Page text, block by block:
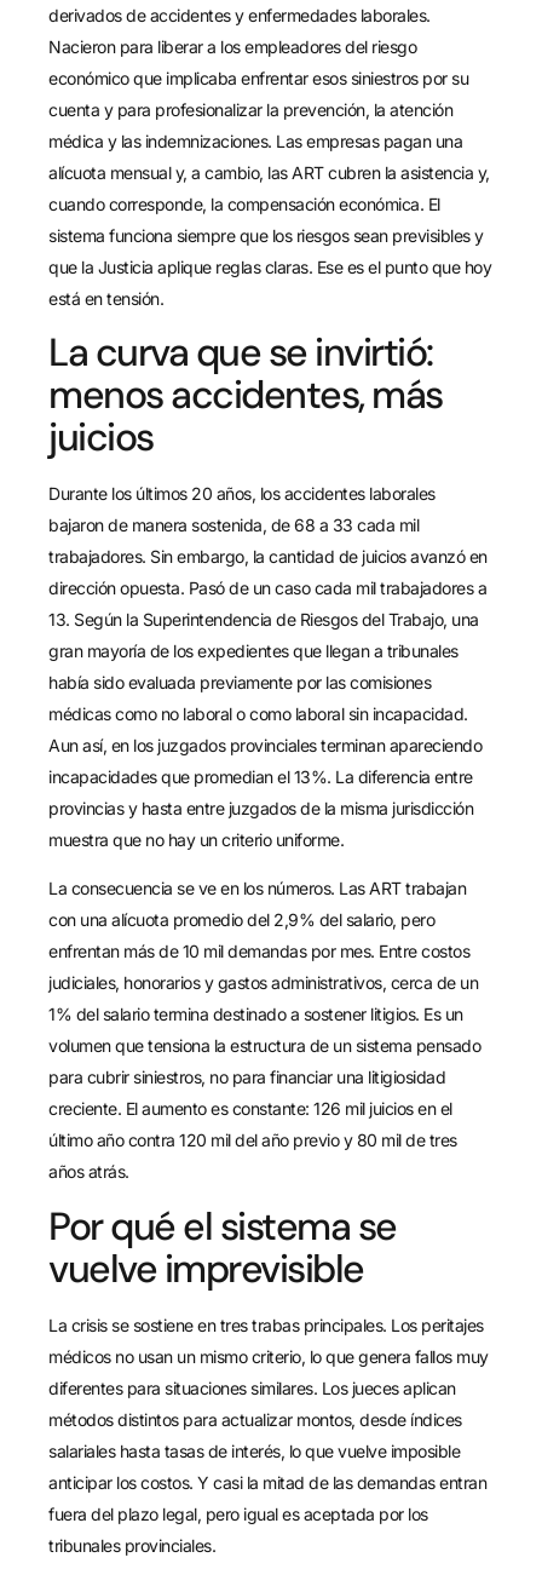
derivados de accidentes y enfermedades laborales.
Nacieron para liberar a los empleadores del riesgo
económico que implicaba enfrentar esos siniestros por su
cuenta y para profesionalizar la prevención, la atención
médica y las indemnizaciones. Las empresas pagan una
alícuota mensual y, a cambio, las ART cubren la asistencia y,
cuando corresponde, la compensación económica. El
sistema funciona siempre que los riesgos sean previsibles y
que la Justicia aplique reglas claras. Ese es el punto que hoy
está en tensión.
La curva que se invirtió:
menos accidentes, más
juicios
Durante los últimos 20 años, los accidentes laborales
bajaron de manera sostenida, de 68 a 33 cada mil
trabajadores. Sin embargo, la cantidad de juicios avanzó en
dirección opuesta. Pasó de un caso cada mil trabajadores a
13. Según la Superintendencia de Riesgos del Trabajo, una
gran mayoría de los expedientes que llegan a tribunales
había sido evaluada previamente por las comisiones
médicas como no laboral o como laboral sin incapacidad.
Aun así, en los juzgados provinciales terminan apareciendo
incapacidades que promedian el 13%. La diferencia entre
provincias y hasta entre juzgados de la misma jurisdicción
muestra que no hay un criterio uniforme.
La consecuencia se ve en los números. Las ART trabajan
con una alícuota promedio del 2,9% del salario, pero
enfrentan más de 10 mil demandas por mes. Entre costos
judiciales, honorarios y gastos administrativos, cerca de un
1% del salario termina destinado a sostener litigios. Es un
volumen que tensiona la estructura de un sistema pensado
para cubrir siniestros, no para financiar una litigiosidad
creciente. El aumento es constante: 126 mil juicios en el
último año contra 120 mil del año previo y 80 mil de tres
años atrás.
Por qué el sistema se
vuelve imprevisible
La crisis se sostiene en tres trabas principales. Los peritajes
médicos no usan un mismo criterio, lo que genera fallos muy
diferentes para situaciones similares. Los jueces aplican
métodos distintos para actualizar montos, desde índices
salariales hasta tasas de interés, lo que vuelve imposible
anticipar los costos. Y casi la mitad de las demandas entran
fuera del plazo legal, pero igual es aceptada por los
tribunales provinciales.